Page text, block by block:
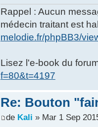
Rappel : Aucun
médecin traitant est
melodie.fr/phpBB3/
Lisez l'e-book du
f=80&t=4197
Re: Bouton
de Kali » Mar 1 Sep